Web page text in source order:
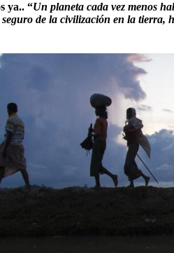
ya.. “Un planeta cada vez menos
de la civilización en la tierra,